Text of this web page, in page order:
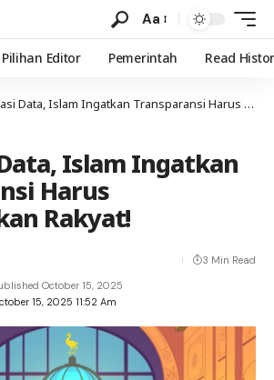
Aa
Pilihan Editor Pemerintah Read
Islam Ingatkan Transparansi Harus Sejahterakan Rakyat!
Islam Ingatkan
Harus
Rakyat!
15, 2025 11:52 Am
October 15, 2025
3 Min Read